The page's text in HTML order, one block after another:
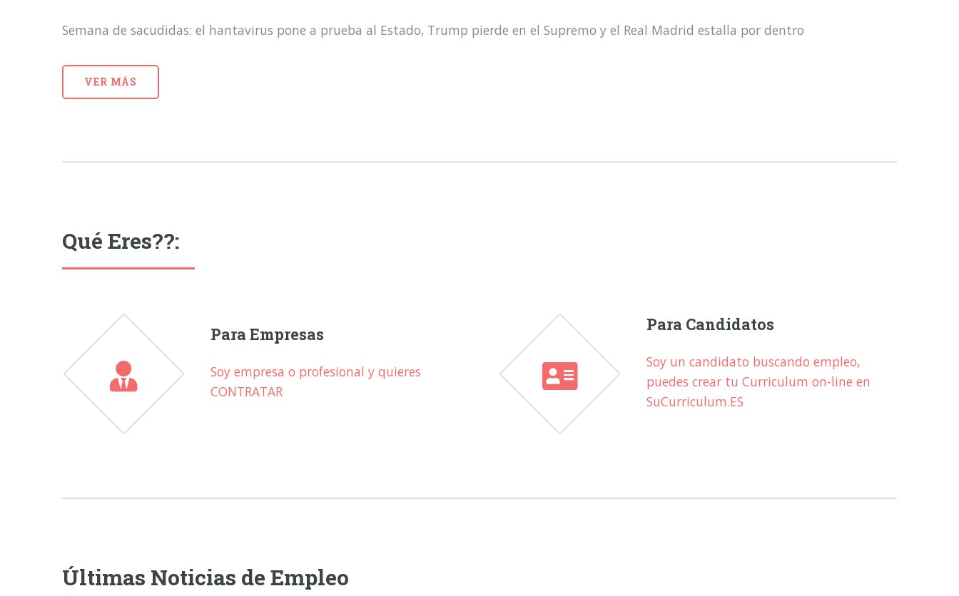
Semana de sacudidas: el hantavirus pone a prueba al Estado, Trump pierde en el Supremo y el Real Madrid estalla por dentro
VER MÁS
Qué Eres??:
Para Empresas
Soy empresa o profesional y quieres
CONTRATAR
Para Candidatos
Soy un candidato buscando empleo,
puedes crear tu Curriculum on-line en
SuCurriculum.ES
Últimas Noticias de Empleo